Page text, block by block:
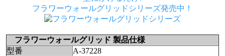
フラワーウォールグリッドシリーズ発売中！
フラワーウォールグリッド 製品仕様
型番
A-37228